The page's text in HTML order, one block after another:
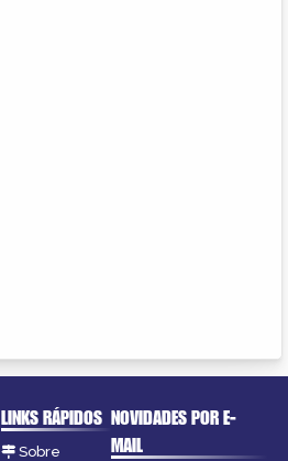
LINKS RÁPIDOS
Sobre
NOVIDADES POR E-
MAIL